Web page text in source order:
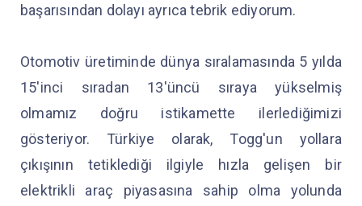
başarısından dolayı ayrıca tebrik ediyorum.
Otomotiv üretiminde dünya sıralamasında 5 yılda
15'inci sıradan 13'üncü sıraya yükselmiş
olmamız doğru istikamette ilerlediğimizi
gösteriyor. Türkiye olarak, Togg'un yollara
çıkışının tetiklediği ilgiyle hızla gelişen bir
elektrikli araç piyasasına sahip olma yolunda